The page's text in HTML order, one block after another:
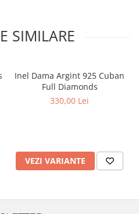
SIMILARE
Inel Dama Argint 925 Cuban
Full Diamonds
330,00 Lei
VEZI VARIANTE